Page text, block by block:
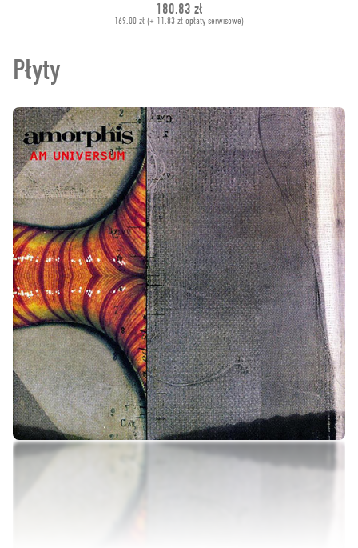
180.83 zł
169.00 zł (+ 11.83 zł opłaty serwisowe)
Płyty